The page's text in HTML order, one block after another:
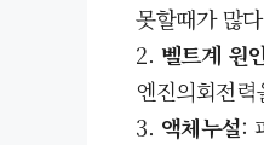
못할때가 많
2. 벨트계 원인
엔진의회전
3. 액체누설: